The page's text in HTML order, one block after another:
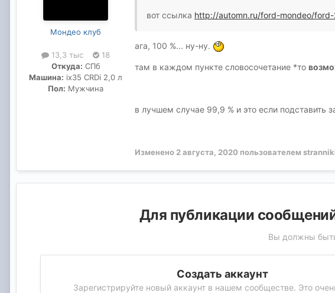
Мондео клуб
13,3 тыс
18
Откуда: СПб
Машина: ix35 CRDi 2,0 л
Пол: Мужчина
вот ссылка http://automn.ru/ford-mondeo/ford-
ага, 100 %... ну-ну.
там в каждом пункте словосочетание *то
в лучшем случае 99,9 % и это если подставить
Изменено 2 августа, 2020 пользователем
Для публикации
Вы должны
Создать аккаунт
Зарегистрируйте новый аккаунт в нашем сообществе. Это